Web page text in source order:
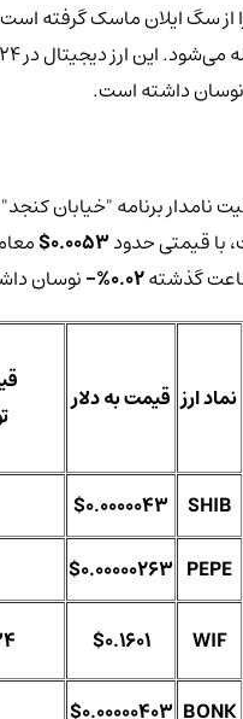
از سگ ایلان ماسک گرفته
داشته است.
0.0053$
0.02%- نوسان
قیمت به دلار نماد ارز
$0.0000043 SHIB
$0.00000263 PEPE
$0.1601 WIF